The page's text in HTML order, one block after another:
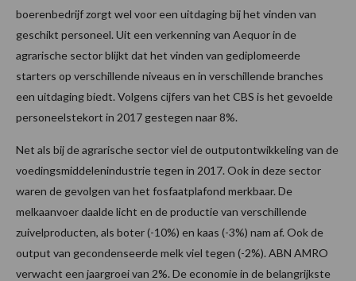
boerenbedrijf zorgt wel voor een uitdaging bij het vinden van
geschikt personeel. Uit een verkenning van Aequor in de
agrarische sector blijkt dat het vinden van gediplomeerde
starters op verschillende niveaus en in verschillende branches
een uitdaging biedt. Volgens cijfers van het CBS is het gevoelde
personeelstekort in 2017 gestegen naar 8%.
Net als bij de agrarische sector viel de outputontwikkeling van de
voedingsmiddelenindustrie tegen in 2017. Ook in deze sector
waren de gevolgen van het fosfaatplafond merkbaar. De
melkaanvoer daalde licht en de productie van verschillende
zuivelproducten, als boter (-10%) en kaas (-3%) nam af. Ook de
output van gecondenseerde melk viel tegen (-2%). ABN AMRO
verwacht een jaargroei van 2%. De economie in de belangrijkste